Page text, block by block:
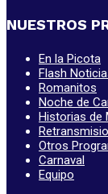
NUESTROS
En la Picota
Flash
Romanitos
Noche de
Historias de
Otros
Carnaval
Equipo